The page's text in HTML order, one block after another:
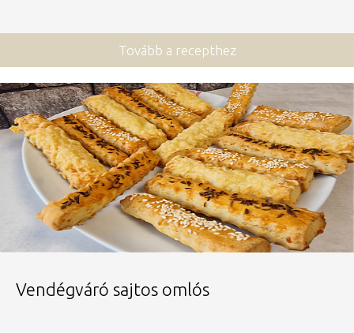
Tovább a recepthez
Vendégváró sajtos omlós